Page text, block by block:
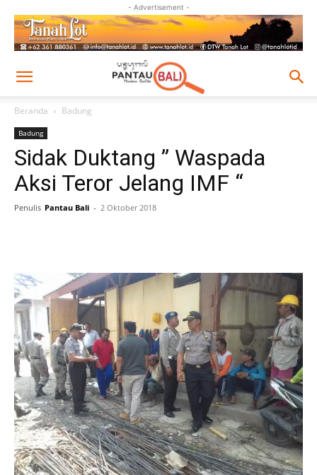
- Advertisement -
Beranda Badung
Badung
Sidak Duktang ” Waspada
Aksi Teror Jelang IMF “
Penulis Pantau Bali - 2 Oktober 2018